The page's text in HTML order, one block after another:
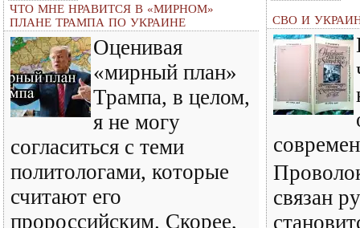
ЧТО МНЕ НРАВИТСЯ В «МИРНОМ»
ПЛАНЕ ТРАМПА ПО УКРАИНЕ
Оценивая
«мирный план»
Трампа, в целом,
я не могу
согласиться с теми
политологами, которые
считают его
пророссийским. Скорее,
СВО И
связан